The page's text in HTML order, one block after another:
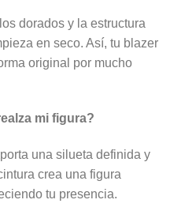
dorados y la estructura
en seco. Así, tu blazer
original por mucho
mi figura?
una silueta definida y
crea una figura
tu presencia.